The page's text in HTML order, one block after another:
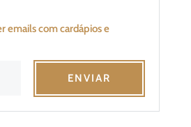
emails com cardápios e
ENVIAR